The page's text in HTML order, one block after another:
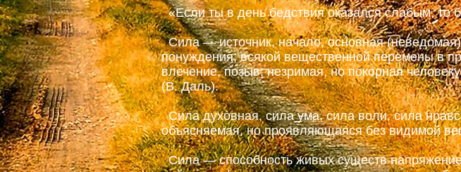
«Если ты в день бедствия оказался слабым, то
Сила — источник, начало, основная
понуждения, всякой вещественной перемены в
влечение, позыв; незримая, но покорная
(В. Даль).
Сила духовная, сила ума, сила воли, сила
объясняемая, но проявляющаяся без видимой
Сила — способность живых существ